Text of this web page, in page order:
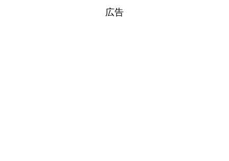
広告